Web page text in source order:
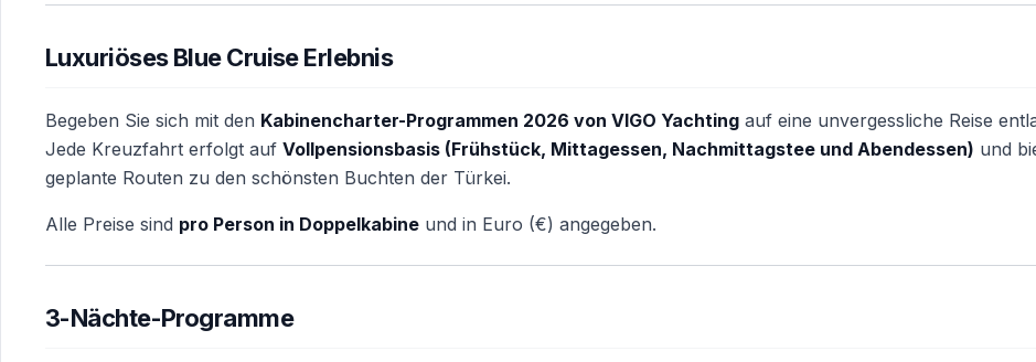
Luxuriöses Blue Cruise Erlebnis
Begeben Sie sich mit den Kabinencharter-Programmen 2026 von VIGO Yachting auf eine unvergessliche Reise
Jede Kreuzfahrt erfolgt auf Vollpensionsbasis (Frühstück, Mittagessen, Nachmittagstee und Abendessen) und
geplante Routen zu den schönsten Buchten der Türkei.
Alle Preise sind pro Person in Doppelkabine und in Euro (€) angegeben.
3-Nächte-Programme